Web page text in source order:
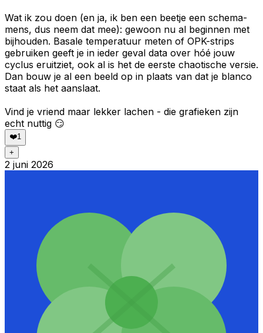
Wat ik zou doen (en ja, ik ben een beetje een schema-
mens, dus neem dat mee): gewoon nu al beginnen met
bijhouden. Basale temperatuur meten of OPK-strips
gebruiken geeft je in ieder geval data over hóé jouw
cyclus eruitziet, ook al is het de eerste chaotische versie.
Dan bouw je al een beeld op in plaats van dat je blanco
staat als het aanslaat.
Vind je vriend maar lekker lachen - die grafieken zijn
echt nuttig 😏
❤️1
+
2 juni 2026